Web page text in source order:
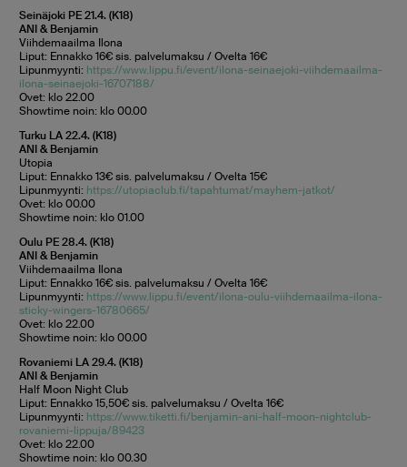
Seinäjoki PE 21.4. (K18)
ANI & Benjamin
Viihdemaailma Ilona
Liput: Ennakko 16€ sis. palvelumaksu / Ovelta 16€
Lipunmyynti: https://www.lippu.fi/event/ilona-seinaejoki-viihdemaailma-
ilona-seinaejoki-16707188/
Ovet: klo 22.00
Showtime noin: klo 00.00
Turku LA 22.4. (K18)
ANI & Benjamin
Utopia
Liput: Ennakko 13€ sis. palvelumaksu / Ovelta 15€
Lipunmyynti: https://utopiaclub.fi/tapahtumat/mayhem-jatkot/
Ovet: klo 00.00
Showtime noin: klo 01.00
Oulu PE 28.4. (K18)
ANI & Benjamin
Viihdemaailma Ilona
Liput: Ennakko 16€ sis. palvelumaksu / Ovelta 16€
Lipunmyynti: https://www.lippu.fi/event/ilona-oulu-viihdemaailma-ilona-
sticky-wingers-16780665/
Ovet: klo 22.00
Showtime noin: klo 00.00
Rovaniemi LA 29.4. (K18)
ANI & Benjamin
Half Moon Night Club
Liput: Ennakko 15,50€ sis. palvelumaksu / Ovelta 16€
Lipunmyynti: https://www.tiketti.fi/benjamin-ani-half-moon-nightclub-
rovaniemi-lippuja/89423
Ovet: klo 22.00
Showtime noin: klo 00.30